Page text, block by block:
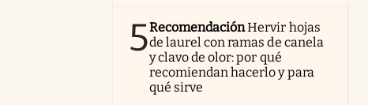
5RecomendaciónHervir hojas
de laurel con ramas de canela
y clavo de olor: por qué
recomiendan hacerlo y para
qué sirve